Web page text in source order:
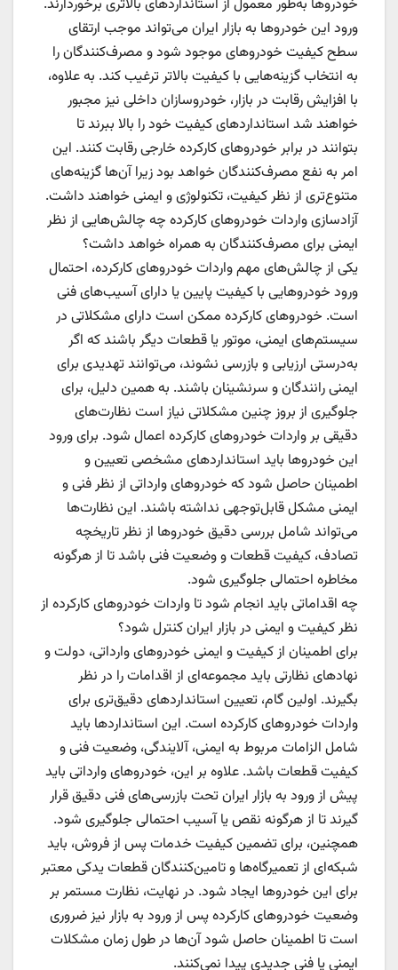
خودروها به‌طور معمول از استانداردهای بالاتری برخوردارند.
ورود این خودروها به بازار ایران می‌تواند موجب ارتقای
سطح کیفیت خودروهای موجود شود و مصرف‌کنندگان را
به انتخاب گزینه‌هایی با کیفیت بالاتر ترغیب کند. به علاوه،
با افزایش رقابت در بازار، خودروسازان داخلی نیز مجبور
خواهند شد استانداردهای کیفیت خود را بالا ببرند تا
بتوانند در برابر خودروهای کارکرده خارجی رقابت کنند. این
امر به نفع مصرف‌کنندگان خواهد بود زیرا آن‌ها گزینه‌های
متنوع‌تری از نظر کیفیت، تکنولوژی و ایمنی خواهند داشت.
آزادسازی واردات خودروهای کارکرده چه چالش‌هایی از نظر
ایمنی برای مصرف‌کنندگان به همراه خواهد داشت؟
یکی از چالش‌های مهم واردات خودروهای کارکرده، احتمال
ورود خودروهایی با کیفیت پایین یا دارای آسیب‌های فنی
است. خودروهای کارکرده ممکن است دارای مشکلاتی در
سیستم‌های ایمنی، موتور یا قطعات دیگر باشند که اگر
به‌درستی ارزیابی و بازرسی نشوند، می‌توانند تهدیدی برای
ایمنی رانندگان و سرنشینان باشند. به همین دلیل، برای
جلوگیری از بروز چنین مشکلاتی نیاز است نظارت‌های
دقیقی بر واردات خودروهای کارکرده اعمال شود. برای ورود
این خودروها باید استانداردهای مشخصی تعیین و
اطمینان حاصل شود که خودروهای وارداتی از نظر فنی و
ایمنی مشکل قابل‌توجهی نداشته باشند. این نظارت‌ها
می‌تواند شامل بررسی دقیق خودروها از نظر تاریخچه
تصادف، کیفیت قطعات و وضعیت فنی باشد تا از هرگونه
مخاطره احتمالی جلوگیری شود.
چه اقداماتی باید انجام شود تا واردات خودروهای کارکرده از
نظر کیفیت و ایمنی در بازار ایران کنترل شود؟
برای اطمینان از کیفیت و ایمنی خودروهای وارداتی، دولت و
نهادهای نظارتی باید مجموعه‌ای از اقدامات را در نظر
بگیرند. اولین گام، تعیین استانداردهای دقیق‌تری برای
واردات خودروهای کارکرده است. این استانداردها باید
شامل الزامات مربوط به ایمنی، آلایندگی، وضعیت فنی و
کیفیت قطعات باشد. علاوه بر این، خودروهای وارداتی باید
پیش از ورود به بازار ایران تحت بازرسی‌های فنی دقیق قرار
گیرند تا از هرگونه نقص یا آسیب احتمالی جلوگیری شود.
همچنین، برای تضمین کیفیت خدمات پس از فروش، باید
شبکه‌ای از تعمیرگاه‌ها و تامین‌کنندگان قطعات یدکی معتبر
برای این خودروها ایجاد شود. در نهایت، نظارت مستمر بر
وضعیت خودروهای کارکرده پس از ورود به بازار نیز ضروری
است تا اطمینان حاصل شود آن‌ها در طول زمان مشکلات
ایمنی یا فنی جدیدی پیدا نمی‌کنند.